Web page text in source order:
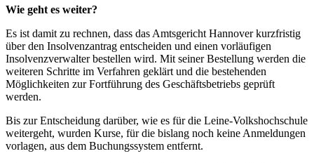
Wie geht es weiter?
Es ist damit zu rechnen, dass das Amtsgericht Hannover kurzfristig
über den Insolvenzantrag entscheiden und einen vorläufigen
Insolvenzverwalter bestellen wird. Mit seiner Bestellung werden die
weiteren Schritte im Verfahren geklärt und die bestehenden
Möglichkeiten zur Fortführung des Geschäftsbetriebs geprüft
werden.
Bis zur Entscheidung darüber, wie es für die Leine-Volkshochschule
weitergeht, wurden Kurse, für die bislang noch keine Anmeldungen
vorlagen, aus dem Buchungssystem entfernt.